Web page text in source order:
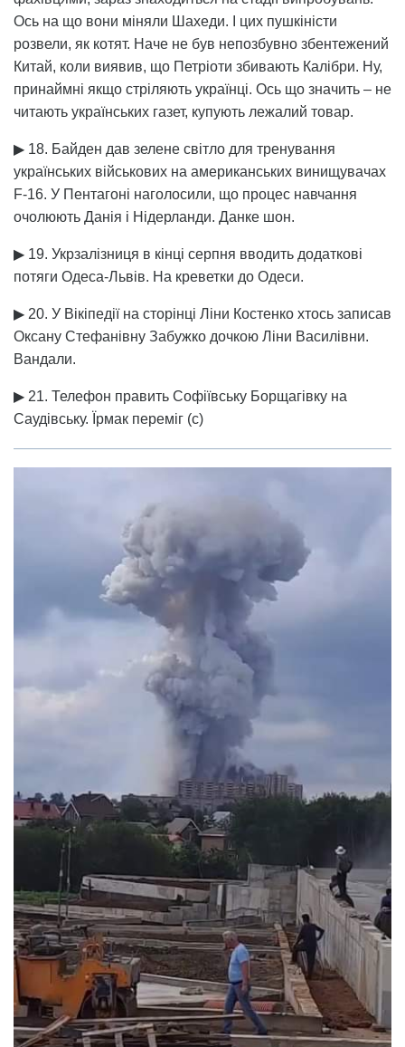
Ось на що вони міняли Шахеди. І цих пушкіністи
розвели, як котят. Наче не був непозбувно збентежений
Китай, коли виявив, що Петріоти збивають Калібри. Ну,
принаймні якщо стріляють українці. Ось що значить – не
читають українських газет, купують лежалий товар.
▶ 18. Байден дав зелене світло для тренування
українських військових на американських винищувачах
F-16. У Пентагоні наголосили, що процес навчання
очолюють Данія і Нідерланди. Данке шон.
▶ 19. Укрзалізниця в кінці серпня вводить додаткові
потяги Одеса-Львів. На креветки до Одеси.
▶ 20. У Вікіпедії на сторінці Ліни Костенко хтось записав
Оксану Стефанівну Забужко дочкою Ліни Василівни.
Вандали.
▶ 21. Телефон править Софіївську Борщагівку на
Саудівську. Їрмак переміг (с)